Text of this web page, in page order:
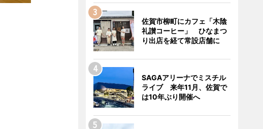
佐賀市柳町にカフェ「木陰
礼讃コーヒー」 ひなまつ
り出店を経て常設店舗に
SAGAアリーナでミスチル
ライブ 来年11月、佐賀で
は10年ぶり開催へ